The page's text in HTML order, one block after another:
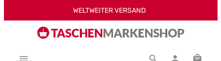
Zum Hauptinhalt springenWELTWEITER VERSAND